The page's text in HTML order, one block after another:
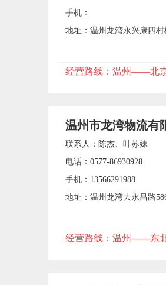
手机：
地址：温州龙湾永兴康四村
经营路线：温州——北
温州市龙湾物流有
联系人：陈杰、叶苏妹
电话：0577-86930928
手机：13566291988
地址：温州龙湾去永昌路
经营路线：温州——东北